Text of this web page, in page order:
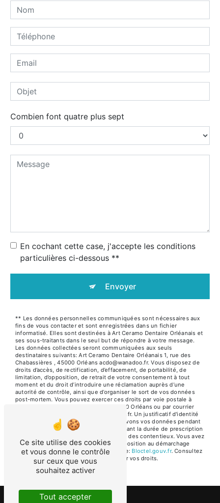
Combien font quatre plus sept
En cochant cette case, j'accepte les conditions
particulières ci-dessous **
Envoyer
** Les données personnelles communiquées sont nécessaires aux
fins de vous contacter et sont enregistrées dans un fichier
informatisé. Elles sont destinées à Art Ceramo Dentaire Orléanais et
ses sous-traitants dans le seul but de répondre à votre message.
Les données collectées seront communiquées aux seuls
destinataires suivants: Art Ceramo Dentaire Orléanais 1, rue des
Chabassières , 45000 Orléans acdo@wanadoo.fr. Vous disposez de
droits d’accès, de rectification, d’effacement, de portabilité, de
limitation, d’opposition, de retrait de votre consentement à tout
moment et du droit d’introduire une réclamation auprès d’une
autorité de contrôle, ainsi que d’organiser le sort de vos données
post-mortem. Vous pouvez exercer ces droits par voie postale à
l'adresse 1, rue des Chabassières , 45000 Orléans ou par courrier
électronique à l'adresse acdo@wanadoo.fr. Un justificatif d'identité
pourra vous être demandé. Nous conservons vos données pendant
la période de prise de contact puis pendant la durée de prescription
légale aux fins probatoires et de gestion des contentieux. Vous avez
le droit de vous inscrire sur la liste d'opposition au démarchage
téléphonique, disponible à cette adresse:
Bloctel.gouv.fr. Consultez
le site cnil.fr pour plus d’informations sur vos droits.
Ce site utilise des cookies
et vous donne le contrôle
sur ceux que vous
souhaitez activer
Tout accepter